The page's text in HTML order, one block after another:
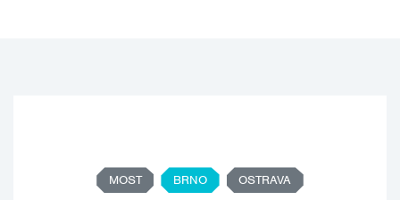
MOST BRNO OSTRAVA